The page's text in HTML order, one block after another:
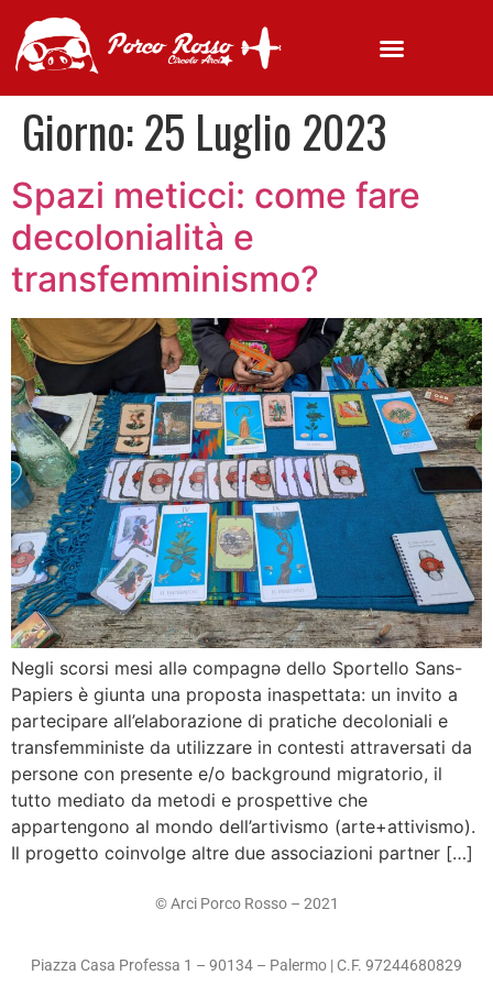
Giorno:25 Luglio 2023
Spazi meticci: come fare
decolonialità e
transfemminismo?
Negli scorsi mesi allǝ compagnǝ dello Sportello Sans-
Papiers è giunta una proposta inaspettata: un invito a
partecipare all’elaborazione di pratiche decoloniali e
transfemministe da utilizzare in contesti attraversati da
persone con presente e/o background migratorio, il
tutto mediato da metodi e prospettive che
appartengono al mondo dell’artivismo (arte+attivismo).
Il progetto coinvolge altre due associazioni partner […]
© Arci Porco Rosso – 2021
Piazza Casa Professa 1 – 90134 – Palermo | C.F. 97244680829